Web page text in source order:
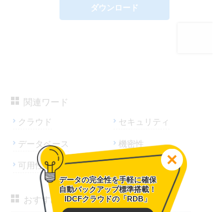
関連ワード
クラウド セキュリティ
データベース 機密性
可用性
おすすめサービス
データの完全性を手軽に確保
自動バックアップ標準搭載！
IDCFクラウドの「RDB」